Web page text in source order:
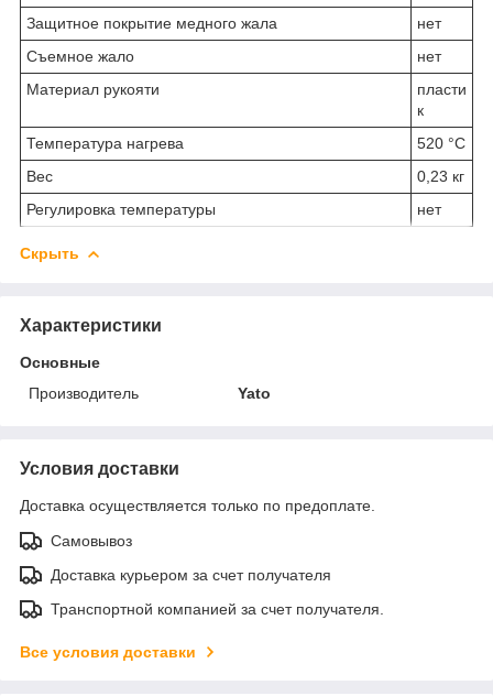
Защитное покрытие медного жала
нет
Съемное жало
нет
Материал рукояти
пласти
к
Температура нагрева
520 °С
Вес
0,23 кг
Регулировка температуры
нет
Скрыть
Характеристики
Основные
Производитель
Yato
Условия доставки
Доставка осуществляется только по предоплате.
Самовывоз
Доставка курьером за счет получателя
Транспортной компанией за счет получателя.
Все условия доставки